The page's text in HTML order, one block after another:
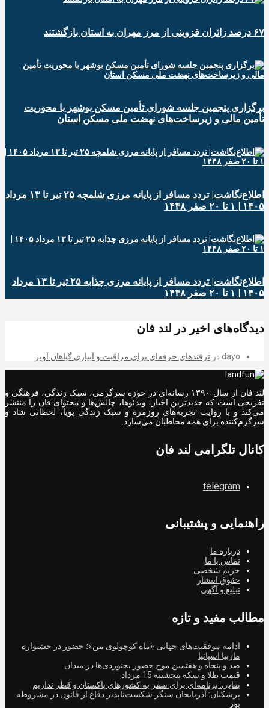
۶۷ درصد زائران قزوینی از مرز مهران به استان بازگشتند
برگزاری پنجمین جلسه شورای تأمین مسکن بوشهر با محوریت
تأمین مالی و زیرساخت‌های نهضت ملی مسکن استان
اطلاع‌نگاشت| تردد مسافر از پایانه‌ مرزی شلمچه ۲۵ تیر تا ۱۳ مرداد
۱۴۰۵ | ۱ تا ۲۰ صفر ۱۴۴۸
اطلاع‌نگاشت| تردد مسافر از پایانه‌ مرزی چذابه ۲۵ تیر تا ۱۳ مرداد
۱۴۰۵ | ۱ تا ۲۰ صفر ۱۴۴۸
دیدگاه‌های اخیر در لند فان
dayo در ترفندهای حرفه‌ای برای مراقبت و آبیاری گیاهان آویز
لند فان از سال ۱۳۹۰ رسانه‌ای در حوزه سرگرمی، سبک زندگی، فرهنگی و
تفریحی است که جدیدترین اخبار، ویدئوها، چالش‌ها و محتوای فان را منتشر
می‌کند و با روایت تجربه‌های روزمره و سبک زندگی پویا، لحظاتی شاد و
سرگرم‌کننده برای همه مخاطبان می‌سازد.
کانال تلگرامی لند فان
telegram
راهنمایی و پشتیبانی
درباره ما
تماس با ما
حریم شخصی
حقوق انتشار
تبلیغ و آگهی
مطالب مفید و تازه
ادامه موفقیت‌های جهانی «ماه کوچولوی من»؛ حضور در جشنواره
ماربیا اسپانیا
صد و پنجاه و هفتمین موج حضور بجنوردی‌ها در میدان
قیمت طلا و سکه پنجشنبه 15 مرداد
بقایی: برنامه‌ای برای سفر به کشورهای پاکستان و قطر نداریم
پزشکیان: آذربایجان سنگر شکست‌ناپذیر دفاع از قانون در مشروطه
بود